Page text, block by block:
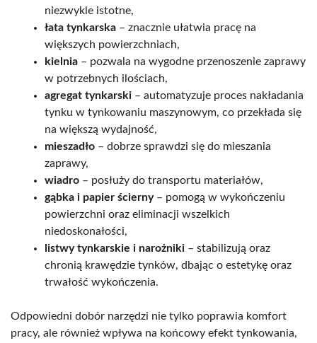
niezwykle istotne,
łata tynkarska – znacznie ułatwia pracę na
większych powierzchniach,
kielnia – pozwala na wygodne przenoszenie zaprawy
w potrzebnych ilościach,
agregat tynkarski – automatyzuje proces nakładania
tynku w tynkowaniu maszynowym, co przekłada się
na większą wydajność,
mieszadło – dobrze sprawdzi się do mieszania
zaprawy,
wiadro – posłuży do transportu materiałów,
gąbka i papier ścierny– pomogą w wykończeniu
powierzchni oraz eliminacji wszelkich
niedoskonałości,
listwy tynkarskie i narożniki – stabilizują oraz
chronią krawędzie tynków, dbając o estetykę oraz
trwałość wykończenia.
Odpowiedni dobór narzędzi nie tylko poprawia komfort
pracy, ale również wpływa na końcowy efekt tynkowania,